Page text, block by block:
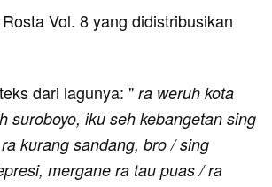
Vol. 8 yang didistribusikan
dari lagunya: " ra weruh kota
suroboyo, iku seh kebangetan sing
kurang sandang, bro / sing
mergane ra tau puas / ra